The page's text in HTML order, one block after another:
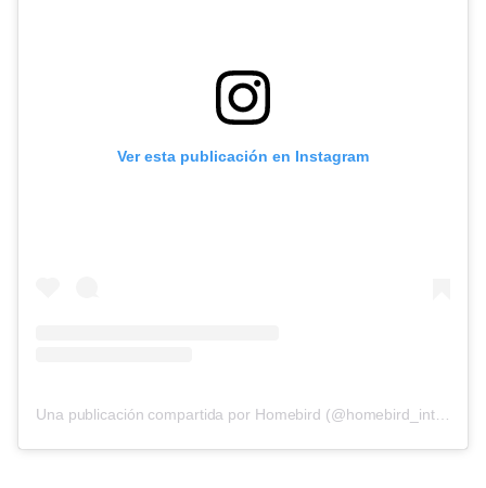
Ver esta publicación en Instagram
Una publicación compartida por Homebird (@homebird_interiors)